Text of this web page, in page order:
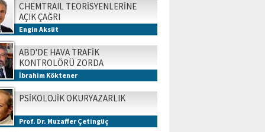
CHEMTRAIL TEORİSYENLERİNE
AÇIK ÇAĞRI
Engin Aksüt
ABD'DE HAVA TRAFİK
KONTROLÖRÜ ZORDA
İbrahim Köktener
PSİKOLOJİK OKURYAZARLIK
Prof. Dr. Muzaffer Çetingüç